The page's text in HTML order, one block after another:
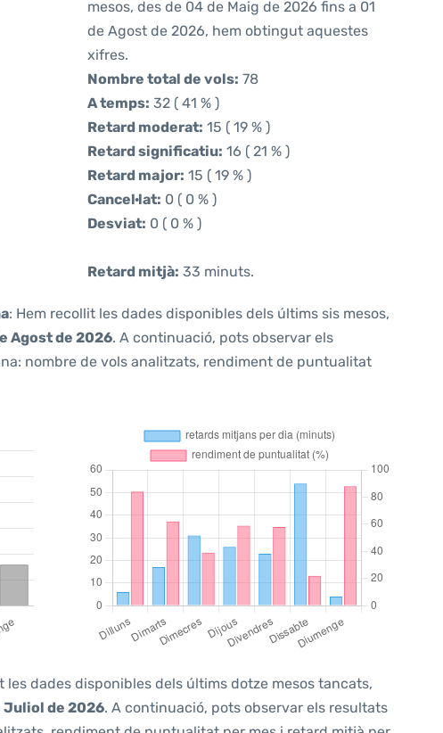
mesos, des de 04 de Maig de 2026 fins a 01
de Agost de 2026, hem obtingut aquestes
xifres.
Nombre total de vols: 78
A temps: 32 ( 41 % )
Retard moderat: 15 ( 19 % )
Retard significatiu: 16 ( 21 % )
Retard major: 15 ( 19 % )
Cancel·lat: 0 ( 0 % )
Desviat: 0 ( 0 % )
Retard mitjà: 33 minuts.
: Hem recollit les dades disponibles dels últims sis mesos,
Agost de 2026. A continuació, pots observar els
nombre de vols analitzats, rendiment de puntualitat
les dades disponibles dels últims dotze mesos tancats,
Juliol de 2026. A continuació, pots observar els resultats